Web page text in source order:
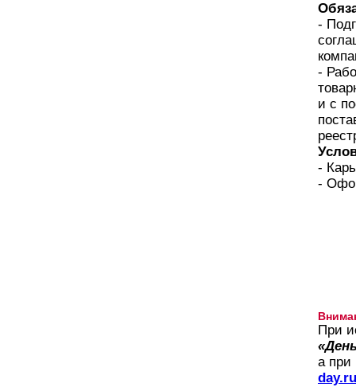
-
-
и с
-
-
При
а при
day.ru